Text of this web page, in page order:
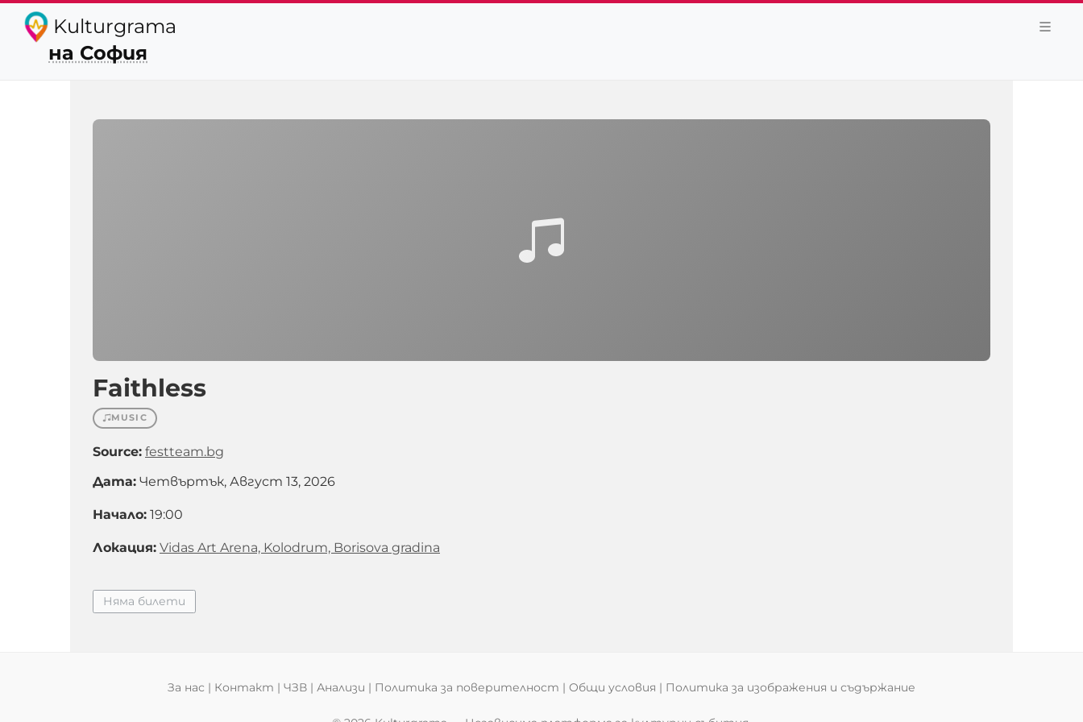
Kulturgrama
на София
Faithless
MUSIC
Source: festteam.bg
Дата: Четвъртък, Август 13, 2026
Начало: 19:00
Локация: Vidas Art Arena, Kolodrum, Borisova gradina
Няма билети
За нас | Контакт | ЧЗВ | Анализи | Политика за поверителност | Общи условия | Политика за изображения и съдържание